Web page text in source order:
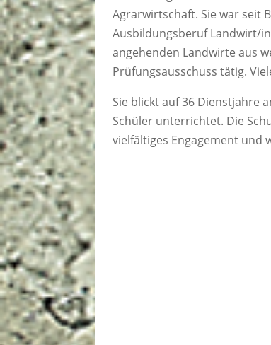
Agrarwirtschaft. Sie war seit
Ausbildungsberuf Landwirt/
angehenden Landwirte aus
Prüfungsausschuss tätig.
Sie blickt auf 36 Dienstjahre
Schüler unterrichtet. Die
vielfältiges Engagement und